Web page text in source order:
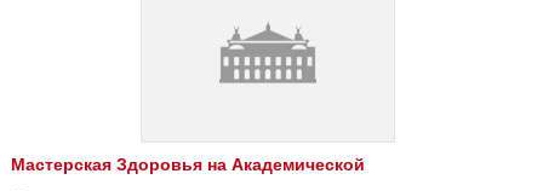
Мастерская Здоровья на Академической